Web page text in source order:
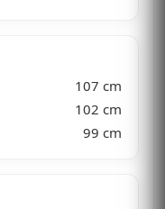
107 cm
102 cm
99 cm